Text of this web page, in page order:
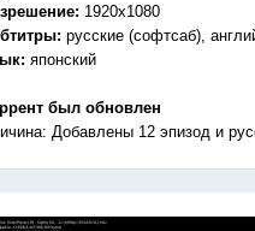
1920x1080
русские (софтсаб),
японский
был обновлен
Добавлены 12 эпизод и